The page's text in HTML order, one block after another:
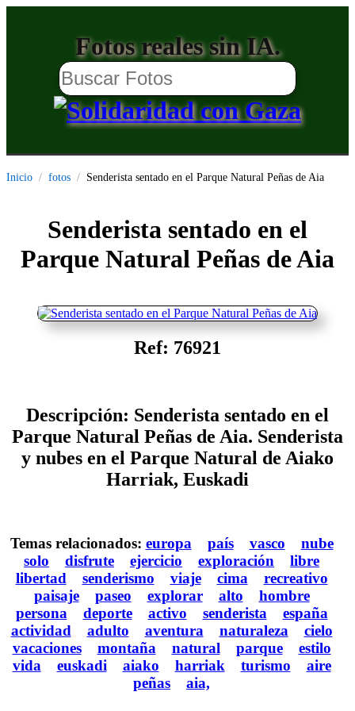
Fotos reales sin IA.
Inicio fotos Senderista sentado en el Parque Natural Peñas de Aia
Senderista sentado en el
Parque Natural Peñas de Aia
Ref: 76921
Descripción: Senderista sentado en el
Parque Natural Peñas de Aia. Senderista
y nubes en el Parque Natural de Aiako
Harriak, Euskadi
Temas relacionados: europa país vasco
nube
solo
disfrute ejercicio exploración
libre
libertad
senderismo viaje cima
recreativo
paisaje
paseo explorar alto
hombre
persona
deporte activo senderista
españa
actividad
adulto aventura naturaleza
cielo
vacaciones
montaña natural parque
estilo
vida
euskadi aiako harriak turismo
aire
peñas
aia,